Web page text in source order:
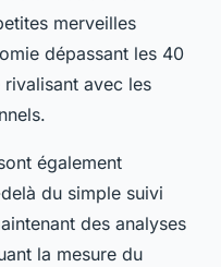
merveilles
dépassant les 40
avec les
également
du simple suivi
des analyses
la mesure du